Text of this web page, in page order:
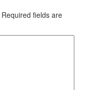
Required fields are